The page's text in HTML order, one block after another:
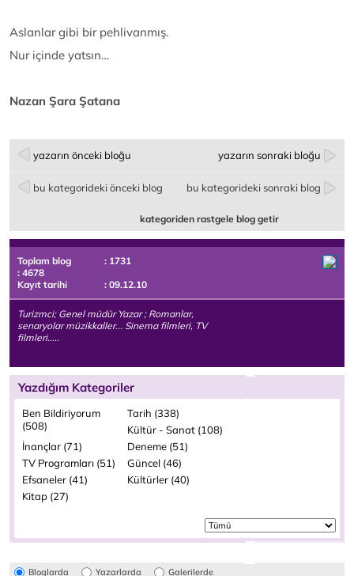
Aslanlar gibi bir pehlivanmış.
Nur içinde yatsın…
Nazan Şara Şatana
yazarın önceki bloğu yazarın sonraki bloğu
bu kategorideki önceki blog bu kategorideki sonraki blog
kategoriden rastgele blog getir
Toplam blog
: 1731
: 4678
Kayıt tarihi
: 09.12.10
Turizmci; Genel müdür Yazar ; Romanlar,
senaryolar müzikkaller... Sinema filmleri, TV
filmleri.....
Yazdığım Kategoriler
Ben Bildiriyorum
(508)
Tarih (338)
Kültür - Sanat (108)
İnançlar (71)
Deneme (51)
TV Programları (51)
Güncel (46)
Efsaneler (41)
Kültürler (40)
Kitap (27)
Bloglarda Yazarlarda Galerilerde